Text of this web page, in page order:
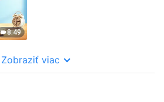
8:49
Zobraziť viac